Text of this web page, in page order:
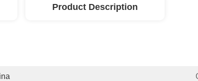
Product Description